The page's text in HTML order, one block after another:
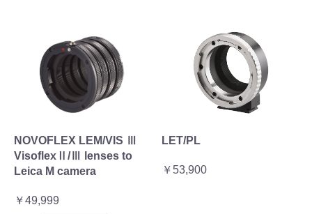
NOVOFLEX LEM/VIS Ⅲ
VisoflexⅡ/Ⅲ lenses to
Leica M camera
￥49,999
LET/PL
￥53,900